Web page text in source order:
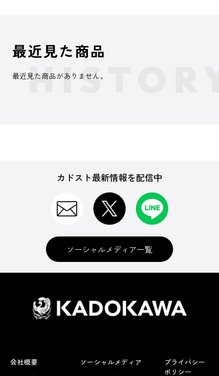
最近見た商品
最近見た商品がありません。
カドスト最新情報を配信中
ソーシャルメディア一覧
会社概要
ソーシャルメディア
プライバシー
ポリシー